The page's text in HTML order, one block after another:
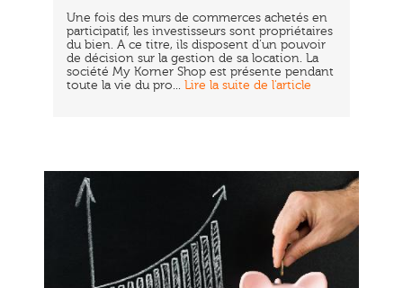
Une fois des murs de commerces achetés en
participatif, les investisseurs sont propriétaires
du bien. A ce titre, ils disposent d’un pouvoir
de décision sur la gestion de sa location. La
société My Korner Shop est présente pendant
toute la vie du pro... Lire la suite de l'article